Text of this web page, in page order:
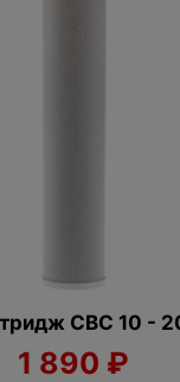
CBC 10 -
1 890 ₽